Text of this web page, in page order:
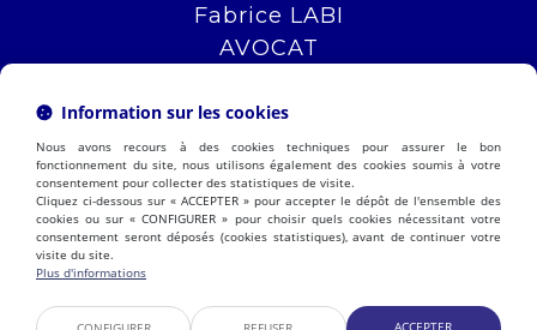
Fabrice LABI
AVOCAT
13006 MARSEILLE
NOUS LOCALISER
PRÉSENTATION EXPERTISES
ACTUALITÉS
PLAN DU SITE MENTIONS LÉGALES
Information sur les cookies
Nous avons recours à des cookies techniques pour assurer le bon
fonctionnement du site, nous utilisons également des cookies soumis à votre
consentement pour collecter des statistiques de visite.
Cliquez ci-dessous sur « ACCEPTER » pour accepter le dépôt de l'ensemble des
cookies ou sur « CONFIGURER » pour choisir quels cookies nécessitant votre
consentement seront déposés (cookies statistiques), avant de continuer votre
visite du site.
Plus d'informations
ACCEPTER